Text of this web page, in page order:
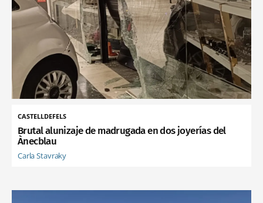
CASTELLDEFELS
Brutal alunizaje de madrugada en dos joyerías del
Ànecblau
Carla Stavraky